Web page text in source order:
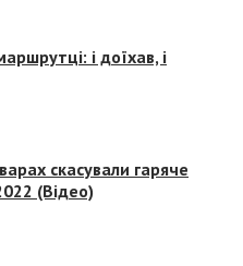
і доїхав, і
скасували гаряче
(Відео)